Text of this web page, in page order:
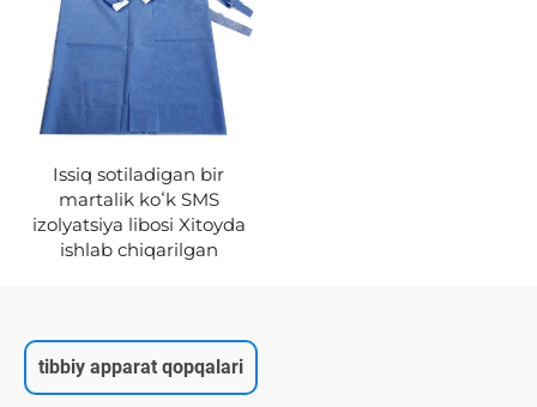
Issiq sotiladigan bir
martalik koʻk SMS
izolyatsiya libosi Xitoyda
ishlab chiqarilgan
tibbiy apparat qopqalari